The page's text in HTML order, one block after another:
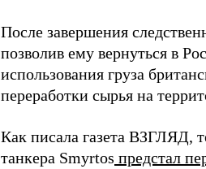
После завершения
позволив ему вернуться в
использования груза
переработки сырья на
Как писала газета ВЗГЛЯД,
танкера Smyrtos предстал